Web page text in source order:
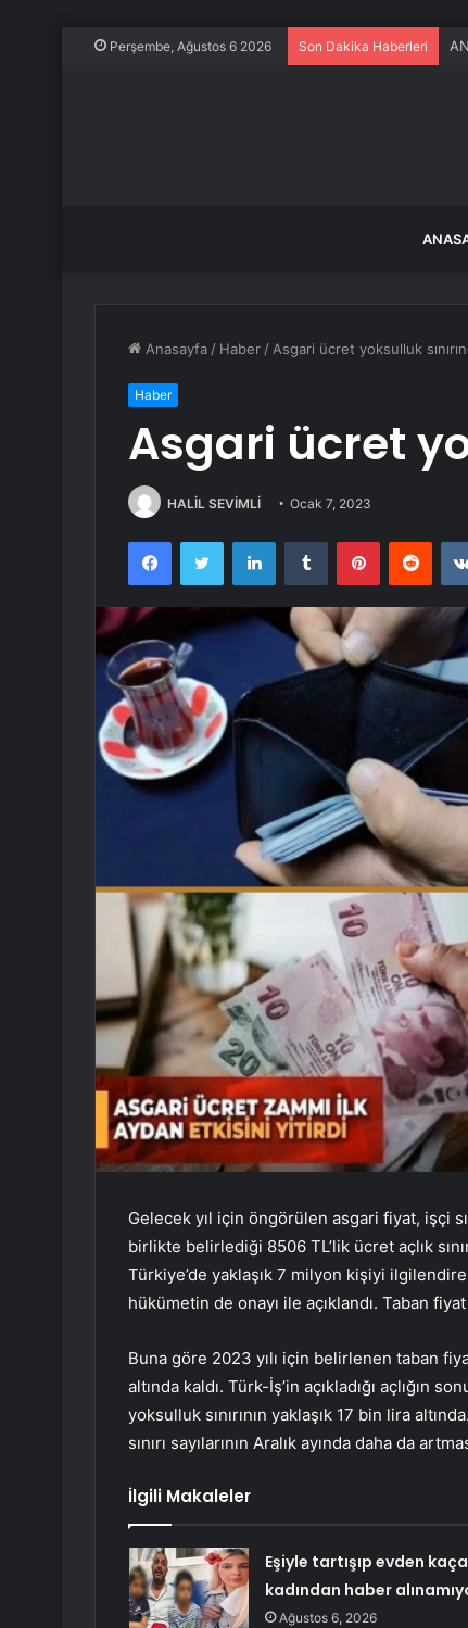
Perşembe, Ağustos 6 2026 Son Dakika Haberleri
Anasayfa / Haber / Asgari ücret yoksulluk
Haber
Asgari ücret
HALİL SEVİMLİ Ocak 7, 2023
FacebookTwitter LinkedInTumblr Pinterest
Gelecek yıl için öngörülen asgari fiyat, işçi
birlikte belirlediği 8506 TL’lik ücret açlık
Türkiye’de yaklaşık 7 milyon kişiyi
hükümetin de onayı ile açıklandı. Taban
Buna göre 2023 yılı için belirlenen taban
altında kaldı. Türk-İş’in açıkladığı açlığın
yoksulluk sınırının yaklaşık 17 bin lira
sınırı sayılarının Aralık ayında daha da
İlgili Makaleler
Eşiyle tartışıp evden
kadından haber
Ağustos 6, 2026